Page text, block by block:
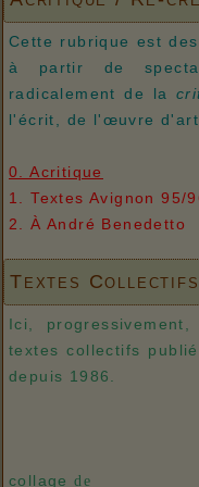
Cette rubrique est
à partir de
radicalement de la
l'écrit, de l'œuvre d'art.
0. Acritique
1. Textes Avignon 95/
2. À André Benedetto
Textes Collectifs
Ici,
textes collectifs
depuis 1986.
collage de